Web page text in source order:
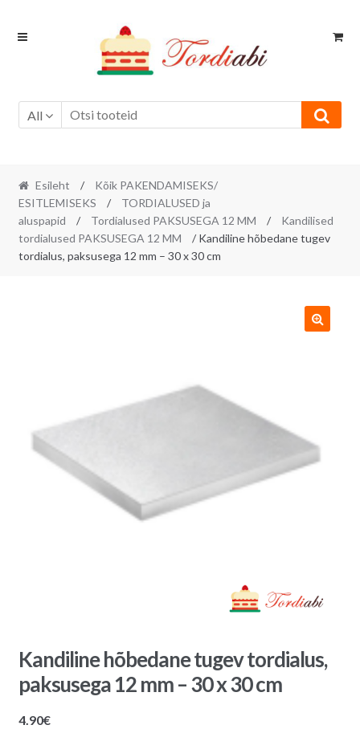
Skip
Skip
All
Esileht /
Kõik PAKENDAMISEKS/
ESITLEMISEKS
/
TORDIALUSED ja
aluspapid
/ Tordialused PAKSUSEGA 12 MM /
Kandilised
tordialused PAKSUSEGA 12 MM
/ Kandiline hõbedane tugev
tordialus, paksusega 12 mm – 30 x 30 cm
Kandiline hõbedane tugev tordialus,
paksusega 12 mm – 30 x 30 cm
4.90€